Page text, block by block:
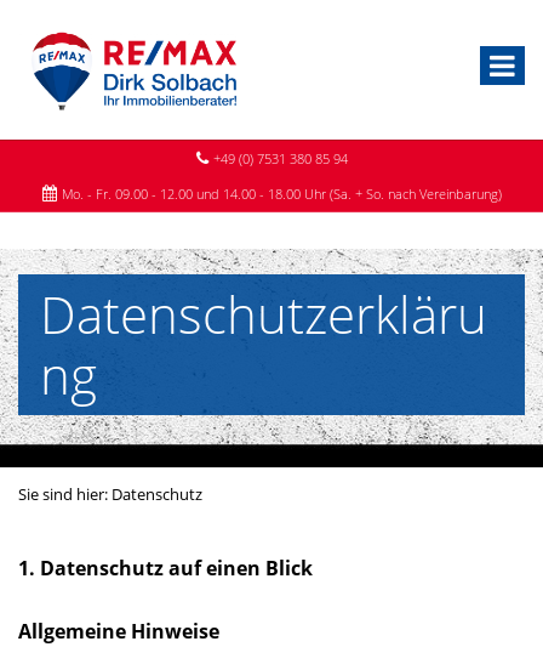
+49 (0) 7531 380 85 94
Mo. - Fr. 09.00 - 12.00 und 14.00 - 18.00 Uhr (Sa. + So. nach Vereinbarung)
Datenschutzerkläru
ng
Sie sind hier: Datenschutz
1. Datenschutz auf einen Blick
Allgemeine Hinweise